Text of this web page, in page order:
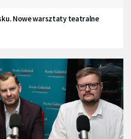
Nowe warsztaty teatralne